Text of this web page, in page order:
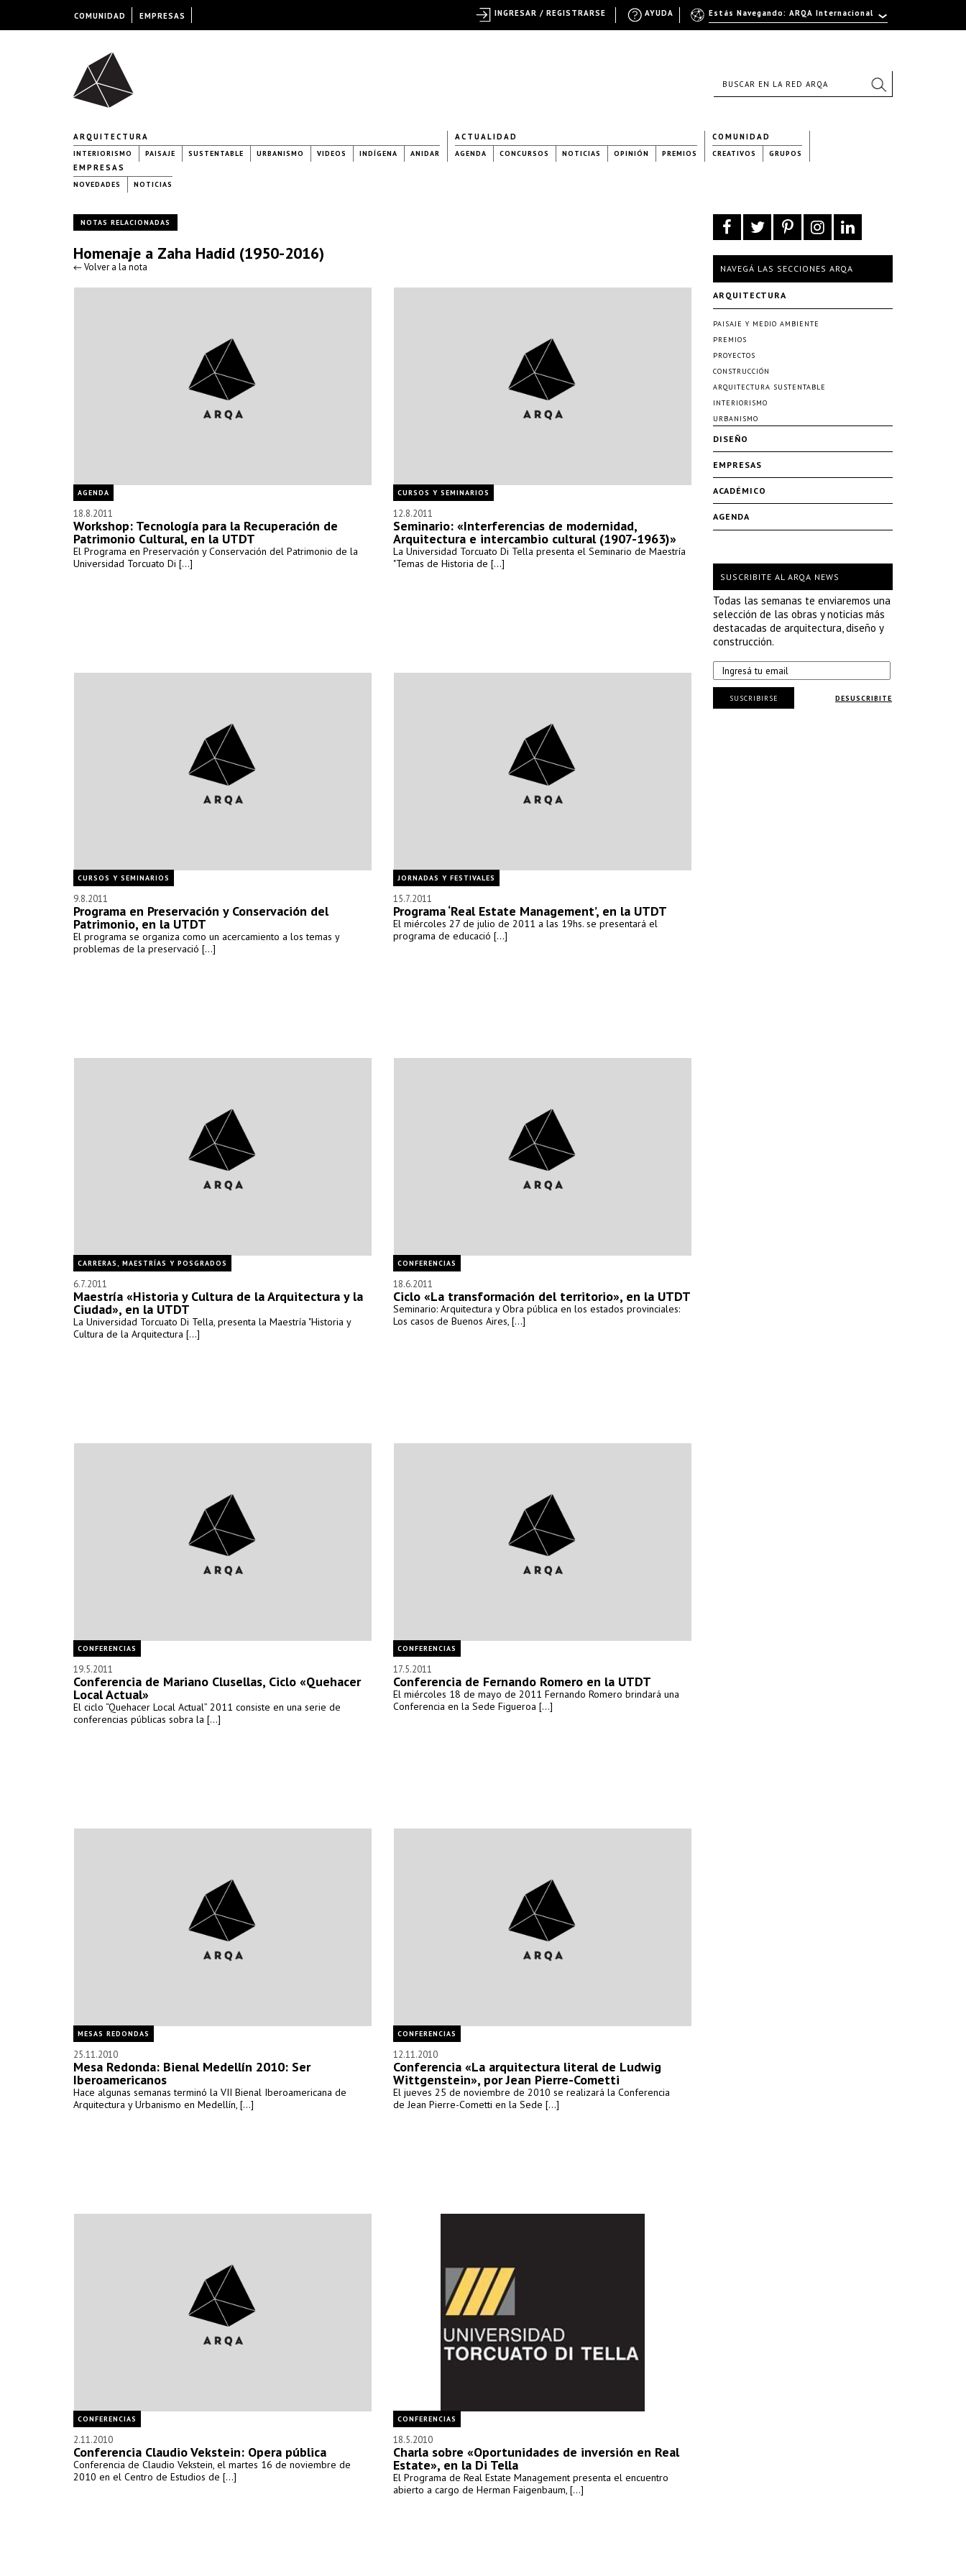
ARQUITECTURA
INTERIORISMO PAISAJE SUSTENTABLE URBANISMO VIDEOS INDÍGENA ANIDAR
ACTUALIDAD
AGENDA CONCURSOS NOTICIAS OPINIÓN PREMIOS
COMUNIDAD
CREATIVOS GRUPOS
EMPRESAS
NOVEDADES NOTICIAS
NOTAS RELACIONADAS
Homenaje a Zaha Hadid (1950-2016)
← Volver a la nota
AGENDA
18.8.2011
Workshop: Tecnología para la Recuperación de
Patrimonio Cultural, en la UTDT
El Programa en Preservación y Conservación del Patrimonio de la
Universidad Torcuato Di [...]
CURSOS Y SEMINARIOS
12.8.2011
Seminario: «Interferencias de modernidad,
Arquitectura e intercambio cultural (1907-1963)»
La Universidad Torcuato Di Tella presenta el Seminario de Maestría
"Temas de Historia de [...]
CURSOS Y SEMINARIOS
9.8.2011
Programa en Preservación y Conservación del
Patrimonio, en la UTDT
El programa se organiza como un acercamiento a los temas y
problemas de la preservació [...]
JORNADAS Y FESTIVALES
15.7.2011
Programa ‘Real Estate Management’, en la UTDT
El miércoles 27 de julio de 2011 a las 19hs. se presentará el
programa de educació [...]
CARRERAS, MAESTRÍAS Y POSGRADOS
6.7.2011
Maestría «Historia y Cultura de la Arquitectura y la
Ciudad», en la UTDT
La Universidad Torcuato Di Tella, presenta la Maestría "Historia y
Cultura de la Arquitectura [...]
CONFERENCIAS
18.6.2011
Ciclo «La transformación del territorio», en la UTDT
Seminario: Arquitectura y Obra pública en los estados provinciales:
Los casos de Buenos Aires, [...]
CONFERENCIAS
19.5.2011
Conferencia de Mariano Clusellas, Ciclo «Quehacer
Local Actual»
El ciclo “Quehacer Local Actual” 2011 consiste en una serie de
conferencias públicas sobra la [...]
CONFERENCIAS
17.5.2011
Conferencia de Fernando Romero en la UTDT
El miércoles 18 de mayo de 2011 Fernando Romero brindará una
Conferencia en la Sede Figueroa [...]
MESAS REDONDAS
25.11.2010
Mesa Redonda: Bienal Medellín 2010: Ser
Iberoamericanos
Hace algunas semanas terminó la VII Bienal Iberoamericana de
Arquitectura y Urbanismo en Medellín, [...]
CONFERENCIAS
12.11.2010
Conferencia «La arquitectura literal de Ludwig
Wittgenstein», por Jean Pierre-Cometti
El jueves 25 de noviembre de 2010 se realizará la Conferencia
de Jean Pierre-Cometti en la Sede [...]
CONFERENCIAS
2.11.2010
Conferencia Claudio Vekstein: Opera pública
Conferencia de Claudio Vekstein, el martes 16 de noviembre de
2010 en el Centro de Estudios de [...]
CONFERENCIAS
18.5.2010
Charla sobre «Oportunidades de inversión en Real
Estate», en la Di Tella
El Programa de Real Estate Management presenta el encuentro
abierto a cargo de Herman Faigenbaum, [...]
NAVEGÁ LAS SECCIONES ARQA
ARQUITECTURA
PAISAJE Y MEDIO AMBIENTE
PREMIOS
PROYECTOS
CONSTRUCCIÓN
ARQUITECTURA SUSTENTABLE
INTERIORISMO
URBANISMO
DISEÑO
EMPRESAS
ACADÉMICO
AGENDA
SUSCRIBITE AL ARQA NEWS
Todas las semanas te enviaremos una
selección de las obras y noticias más
destacadas de arquitectura, diseño y
construcción.
DESUSCRIBITE
SUSCRIBIRSE
COMUNIDAD EMPRESAS Estás Navegando: ARQA Internacional
AYUDA
INGRESAR / REGISTRARSE